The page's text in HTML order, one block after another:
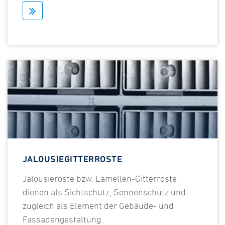
JALOUSIEGITTERROSTE
Jalousieroste bzw. Lamellen-Gitterroste
dienen als Sichtschutz, Sonnenschutz und
zugleich als Element der Gebäude- und
Fassadengestaltung.